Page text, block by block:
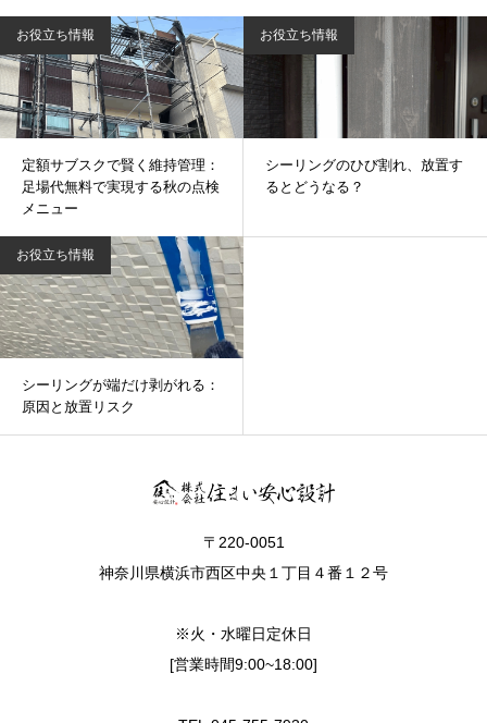
お役立ち情報
定額サブスクで賢く維持管理：
足場代無料で実現する秋の点検
メニュー
お役立ち情報
シーリングのひび割れ、放置す
るとどうなる？
お役立ち情報
シーリングが端だけ剥がれる：
原因と放置リスク
〒220-0051
神奈川県横浜市西区中央１丁目４番１２号
※火・水曜日定休日
[営業時間9:00~18:00]